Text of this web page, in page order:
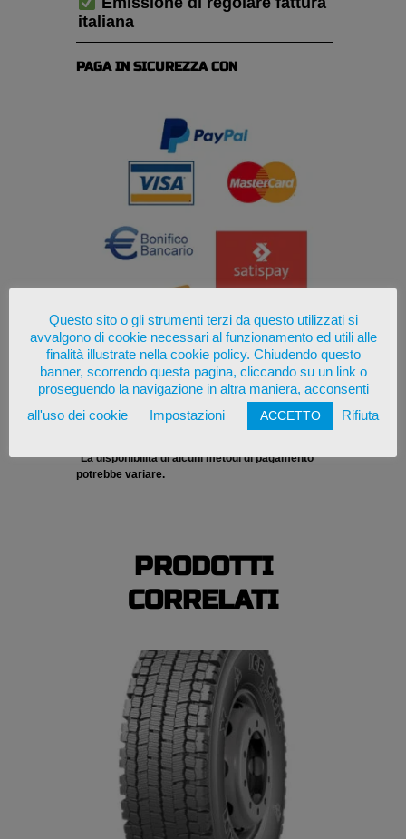
italiana
PAGA IN SICUREZZA CON
*La disponibilità di alcuni metodi di pagamento
potrebbe variare.
PRODOTTI
CORRELATI
Questo sito o gli strumenti terzi da questo utilizzati si
avvalgono di cookie necessari al funzionamento ed utili alle
finalità illustrate nella cookie policy. Chiudendo questo
banner, scorrendo questa pagina, cliccando su un link o
proseguendo la navigazione in altra maniera, acconsenti
all'uso dei cookie
Impostazioni ACCETTO Rifiuta